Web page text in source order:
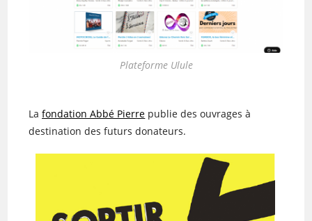
Plateforme Ulule
Lafondation Abbé Pierre publie des ouvrages à
destination des futurs donateurs.